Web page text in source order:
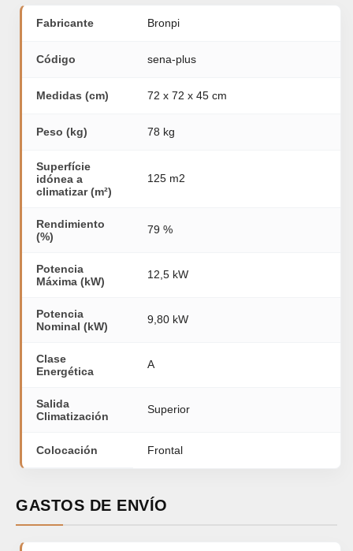
Fabricante Bronpi
Código sena-plus
Medidas (cm) 72 x 72 x 45 cm
Peso (kg) 78 kg
Superfície
idónea a
climatizar (m²)
125 m2
Rendimiento
(%)
79 %
Potencia
Máxima (kW)
12,5 kW
Potencia
Nominal (kW)
9,80 kW
Clase
Energética
A
Salida
Climatización
Superior
Colocación Frontal
GASTOS DE ENVÍO